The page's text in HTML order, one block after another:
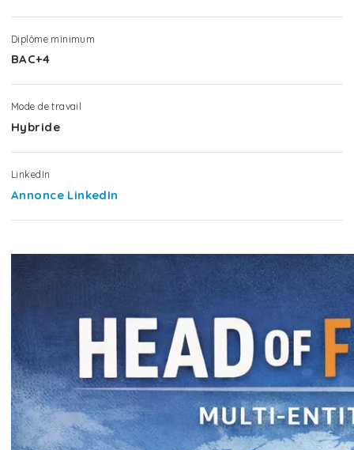
Diplôme minimum
BAC+4
Mode de travail
Hybride
LinkedIn
Annonce LinkedIn